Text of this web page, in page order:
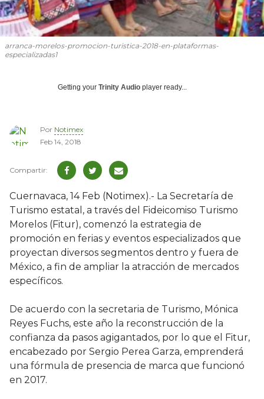
arranca-morelos-promocion-turistica-2018-en-plataformas-
especializadas1
Getting your Trinity Audio player ready...
Por Notimex
Feb 14, 2018
Cuernavaca, 14 Feb (Notimex).- La Secretaría de
Turismo estatal, a través del Fideicomiso Turismo
Morelos (Fitur), comenzó la estrategia de
promoción en ferias y eventos especializados que
proyectan diversos segmentos dentro y fuera de
México, a fin de ampliar la atracción de mercados
específicos.
De acuerdo con la secretaria de Turismo, Mónica
Reyes Fuchs, este año la reconstrucción de la
confianza da pasos agigantados, por lo que el Fitur,
encabezado por Sergio Perea Garza, emprenderá
una fórmula de presencia de marca que funcionó
en 2017.